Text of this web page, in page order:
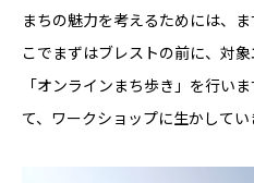
まちの魅力を考えるためには、
こでまずはブレストの前に、対
「オンラインまち歩き」を行い
て、ワークショップに生かしてい